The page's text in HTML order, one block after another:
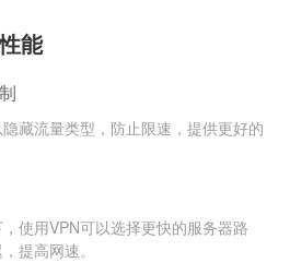
能
藏流量类型，防止限速，提供更好的
使用VPN可以选择更快的服务器路
提高网速。